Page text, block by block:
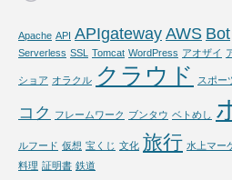
Apache API APIgateway AWS Bot
Serverless SSL Tomcat WordPress アオザイ
ショア オラクル クラウド スポー
コク
フレームワーク ブンタウ ベトめし
ルフード 仮想 宝くじ 文化 旅行 水上マー
料理 証明書 鉄道